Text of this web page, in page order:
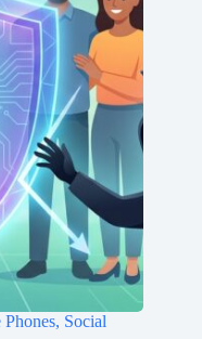
Social